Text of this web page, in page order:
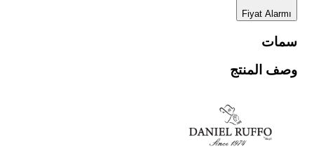
Fiyat Alarmı
سمات
وصف المنتج